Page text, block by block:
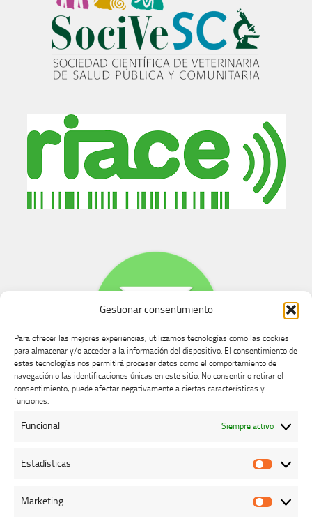
Gestionar consentimiento
Para ofrecer las mejores experiencias, utilizamos tecnologías como las cookies
para almacenar y/o acceder a la información del dispositivo. El consentimiento de
estas tecnologías nos permitirá procesar datos como el comportamiento de
navegación o las identificaciones únicas en este sitio. No consentir o retirar el
consentimiento, puede afectar negativamente a ciertas características y
funciones.
Funcional Siempre activo
Estadísticas
Marketing
Buzón de dudas, quejas y sugerencias